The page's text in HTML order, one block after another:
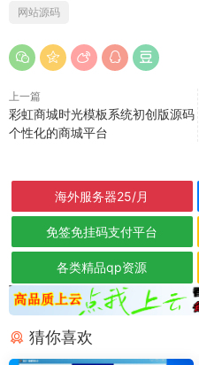
网站源码
上一篇
彩虹商城时光模板系统初创版源码
个性化的商城平台
海外服务器25/月
免签免挂码支付平台
各类精品qp资源
猜你喜欢